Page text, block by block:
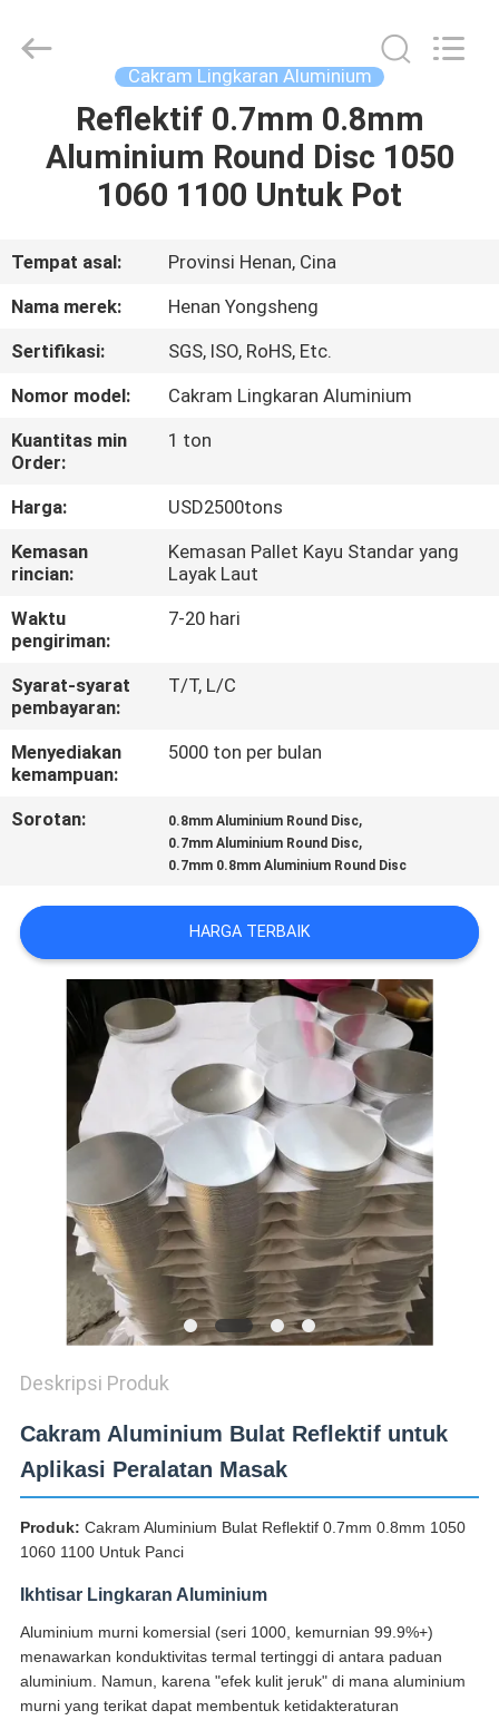
RUMAH
PRODUK
TENTANG
KAMI
TUR
PABRIK
KONTROL
KUALITAS
HUBUNGI
KAMI
BERITA
KASUS
PERMINTAAN
PENAWARAN
SITEMAP
KEBIJAKAN
PRIVASI
Industry
Co.,Ltd..
Cakram Lingkaran Aluminium
Reflektif 0.7mm 0.8mm
Aluminium Round Disc 1050
1060 1100 Untuk Pot
Tempat asal:
Provinsi Henan, Cina
Nama merek:
Henan Yongsheng
Sertifikasi:
SGS, ISO, RoHS, Etc.
Nomor model:
Cakram Lingkaran Aluminium
Kuantitas min
Order:
1 ton
Harga:
USD2500tons
Kemasan
rincian:
Kemasan Pallet Kayu Standar yang
Layak Laut
Waktu
pengiriman:
7-20 hari
Syarat-syarat
pembayaran:
T/T, L/C
Menyediakan
kemampuan:
5000 ton per bulan
Sorotan: 0.8mm Aluminium Round Disc,
0.7mm Aluminium Round Disc,
0.7mm 0.8mm Aluminium Round Disc
HARGA TERBAIK
Deskripsi Produk
Cakram Aluminium Bulat Reflektif untuk
Aplikasi Peralatan Masak
Produk: Cakram Aluminium Bulat Reflektif 0.7mm 0.8mm 1050
1060 1100 Untuk Panci
Ikhtisar Lingkaran Aluminium
Aluminium murni komersial (seri 1000, kemurnian 99.9%+)
menawarkan konduktivitas termal tertinggi di antara paduan
aluminium. Namun, karena "efek kulit jeruk" di mana aluminium
murni yang terikat dapat membentuk ketidakteraturan